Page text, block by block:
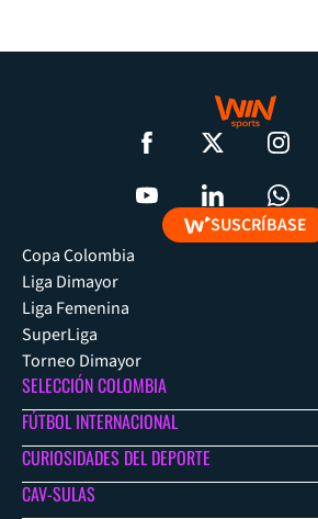
SUSCRÍBASE
Copa Colombia
Liga Dimayor
Liga Femenina
SuperLiga
Torneo Dimayor
SELECCIÓN COLOMBIA
FÚTBOL INTERNACIONAL
CURIOSIDADES DEL DEPORTE
CAV-SULAS